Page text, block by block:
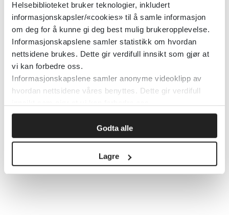
Helsebiblioteket bruker teknologier, inkludert
informasjonskapsler/«cookies» til å samle informasjon
om deg for å kunne gi deg best mulig brukeropplevelse.
Informasjonskapslene samler statistikk om hvordan
nettsidene brukes. Dette gir verdifull innsikt som gjør at
vi kan forbedre oss.
Informasjonskapslene samler anonyme videoklipp av
hvordan nettsidene våres benyttes. Dette gir verdifull
Godta alle
Lagre
deltakere og utvalget varierte fra 78 til
1225 deltakere. Deltakerne var personer
med blant annet kronisk obstruktiv
lungesykdom (KOLS), diabetes,
hjertesvikt, kreft og psykisk sykdom.
Se hele artikkelenUsikkerhet om effekten
av digital hjemmeoppfølgingpå fhi.no